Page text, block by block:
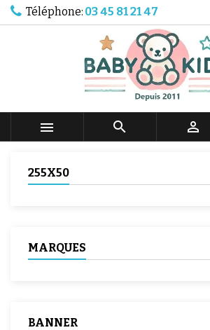
Téléphone: 03 45 81 21 47
  
255X50
MARQUES
BANNER